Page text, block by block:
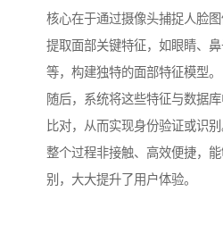
核心在于通过摄像头捕捉人脸
提取面部关键特征，如眼睛、
等，构建独特的面部特征模型。
随后，系统将这些特征与数据
比对，从而实现身份验证或识别
整个过程非接触、高效便捷，
别，大大提升了用户体验。